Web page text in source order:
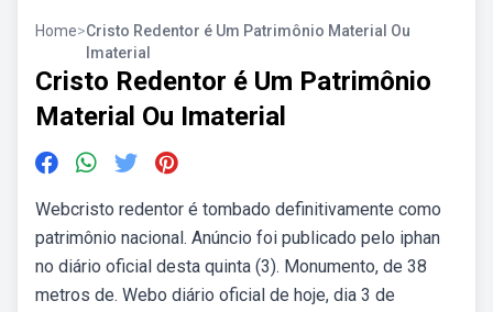
Home>Cristo Redentor é Um Patrimônio Material Ou
Imaterial
Cristo Redentor é Um Patrimônio
Material Ou Imaterial
Webcristo redentor é tombado definitivamente como
patrimônio nacional. Anúncio foi publicado pelo iphan
no diário oficial desta quinta (3). Monumento, de 38
metros de. Webo diário oficial de hoje, dia 3 de